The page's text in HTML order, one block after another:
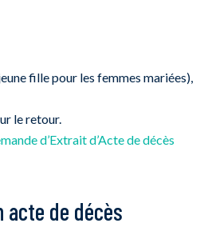
fille pour les femmes mariées),
le retour.
d’Extrait d’Acte de décès
acte de décès